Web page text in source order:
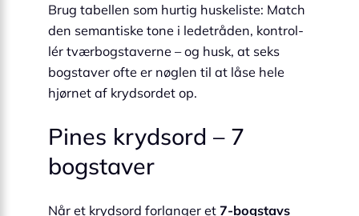
Brug tabellen som hurtig huskeliste: Match
den semantiske tone i ledetråden, kontrol­
lér tværbogstaverne – og husk, at seks
bogstaver ofte er nøglen til at låse hele
hjørnet af krydsordet op.
Pines krydsord – 7
bogstaver
Når et krydsord forlanger et 7-bogstavs